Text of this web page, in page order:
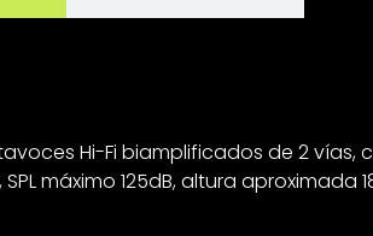
Hi-Fi biamplificados de 2
máximo 125dB, altura aproximada